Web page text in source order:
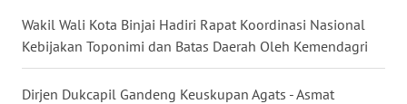
Wakil Wali Kota Binjai Hadiri Rapat Koordinasi Nasional
Kebijakan Toponimi dan Batas Daerah Oleh Kemendagri
Dirjen Dukcapil Gandeng Keuskupan Agats - Asmat
KALSEL
KALTIM